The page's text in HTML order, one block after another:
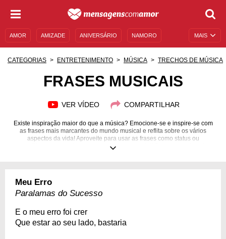
MAIS
AMOR AMIZADE ANIVERSÁRIO NAMORO
CATEGORIAS ENTRETENIMENTO MÚSICA TRECHOS DE MÚSICA
FRASES MUSICAIS
VER VÍDEO COMPARTILHAR
Existe inspiração maior do que a música? Emocione-se e inspire-se com
as frases mais marcantes do mundo musical e reflita sobre os vários
aspectos da vida! Aproveite para usar as frases como status ou
compartilhar com aquela pessoa mais que especial! Os cantores, bandas e
pensar, também conforta e aquece nossa alma com as palavras certas e a
melodia perfeita!
Meu Erro
Paralamas do Sucesso
E o meu erro foi crer
Que estar ao seu lado, bastaria